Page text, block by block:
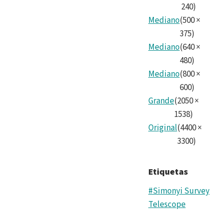
240)
Mediano(500×
375)
Mediano(640×
480)
Mediano(800×
600)
Grande(2050×
1538)
Original(4400×
3300)
Etiquetas
#Simonyi Survey
Telescope